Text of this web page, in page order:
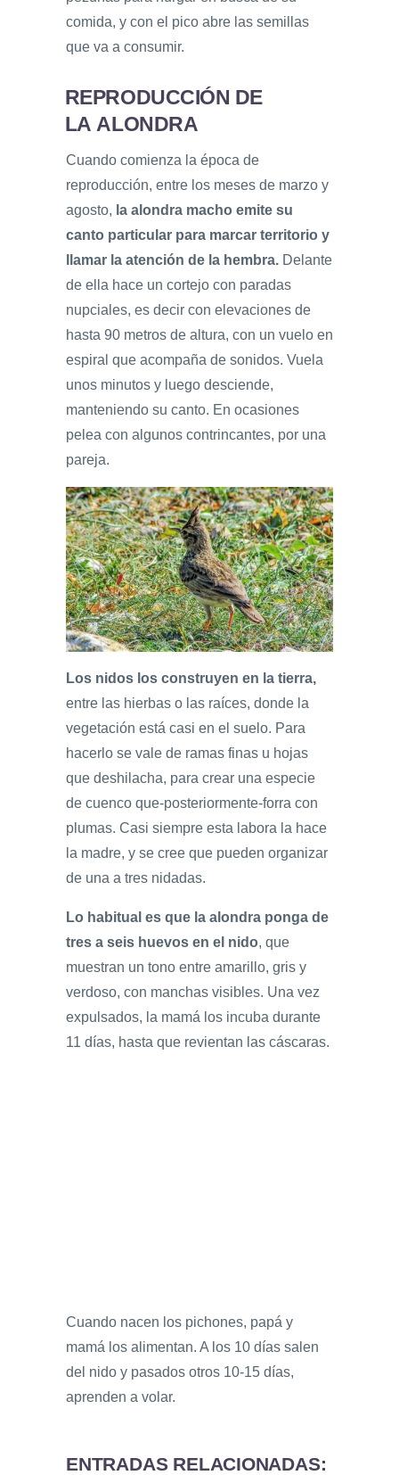
comida, y con el pico abre las semillas
que va a consumir.
REPRODUCCIÓN DE
LA ALONDRA
Cuando comienza la época de
reproducción, entre los meses de marzo y
agosto, la alondra macho emite su
canto particular para marcar territorio y
llamar la atención de la hembra. Delante
de ella hace un cortejo con paradas
nupciales, es decir con elevaciones de
hasta 90 metros de altura, con un vuelo en
espiral que acompaña de sonidos. Vuela
unos minutos y luego desciende,
manteniendo su canto. En ocasiones
pelea con algunos contrincantes, por una
pareja.
Los nidos los construyen en la tierra,
entre las hierbas o las raíces, donde la
vegetación está casi en el suelo. Para
hacerlo se vale de ramas finas u hojas
que deshilacha, para crear una especie
de cuenco que-posteriormente-forra con
plumas. Casi siempre esta labora la hace
la madre, y se cree que pueden organizar
de una a tres nidadas.
Lo habitual es que la alondra ponga de
tres a seis huevos en el nido, que
muestran un tono entre amarillo, gris y
verdoso, con manchas visibles. Una vez
expulsados, la mamá los incuba durante
11 días, hasta que revientan las cáscaras.
Cuando nacen los pichones, papá y
mamá los alimentan. A los 10 días salen
del nido y pasados otros 10-15 días,
aprenden a volar.
ENTRADAS RELACIONADAS: